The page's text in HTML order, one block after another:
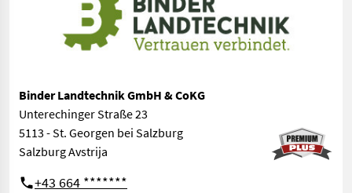
Binder Landtechnik GmbH & CoKG
Unterechinger Straße 23
5113 - St. Georgen bei Salzburg
Salzburg Avstrija
+43 664 *******